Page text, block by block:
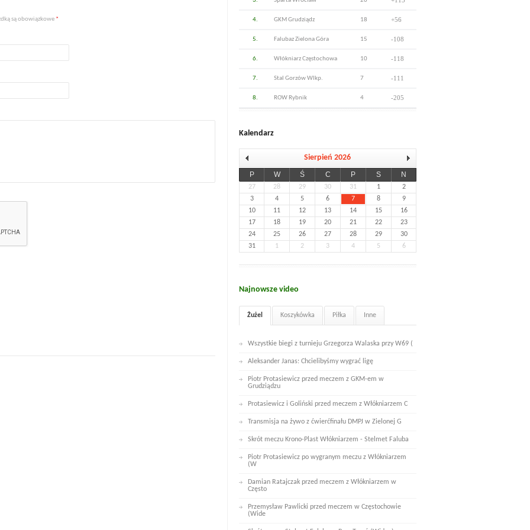
są obowiązkowe * 4. GKM Grudziądz 18 +56
5. Falubaz Zielona Góra 15 -108
6. Włókniarz Częstochowa 10 -118
7. Stal Gorzów Wlkp. 7 -111
8. ROW Rybnik 4 -205
Kalendarz
Sierpień 2026
P W Ś C P S N
27 28 29 30 31 1
2
3
4 5 6 7 8
9
10
11 12 13 14 15
16
17
18 19 20 21 22
23
24
25 26 27 28 29
30
31
1 2 3 4 5 6
Najnowsze video
Żużel Koszykówka Piłka Inne
Wszystkie biegi z turnieju Grzegorza Walaska przy W69 (
Aleksander Janas: Chcielibyśmy wygrać ligę
Piotr Protasiewicz przed meczem z GKM-em w
Grudziądzu
Protasiewicz i Goliński przed meczem z Włókniarzem C
Transmisja na żywo z ćwierćfinału DMPJ w Zielonej G
Skrót meczu Krono-Plast Włókniarzem - Stelmet Faluba
Piotr Protasiewicz po wygranym meczu z Włókniarzem
(W
Damian Ratajczak przed meczem z Włókniarzem w
Często
Przemysław Pawlicki przed meczem w Częstochowie
(Wide